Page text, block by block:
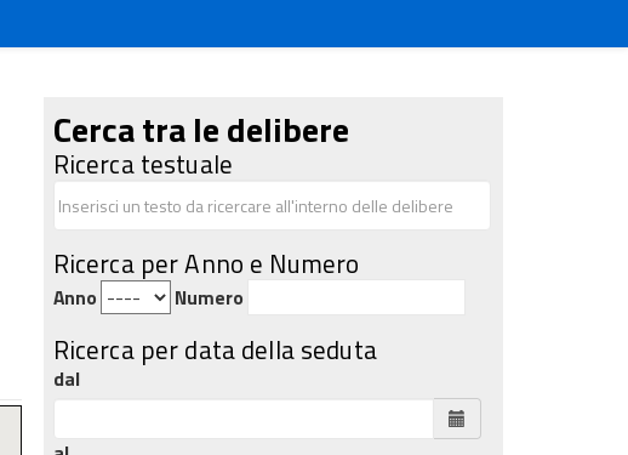
Cerca tra le delibere
Ricerca testuale
Ricerca per Anno e Numero
Anno Numero
Ricerca per data della seduta
dal